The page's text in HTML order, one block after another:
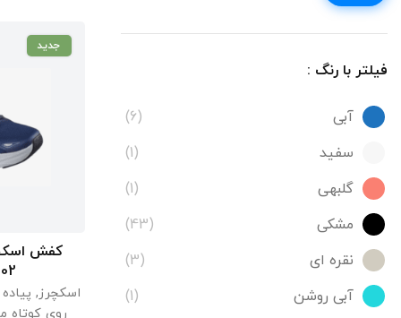
فیلتر با رنگ :
آبی
(6)
سفید
(1)
گلبهی
(1)
مشکی
(43)
نقره ای
(3)
آبی روشن
(1)
جدید
کفش
اسکچرز,